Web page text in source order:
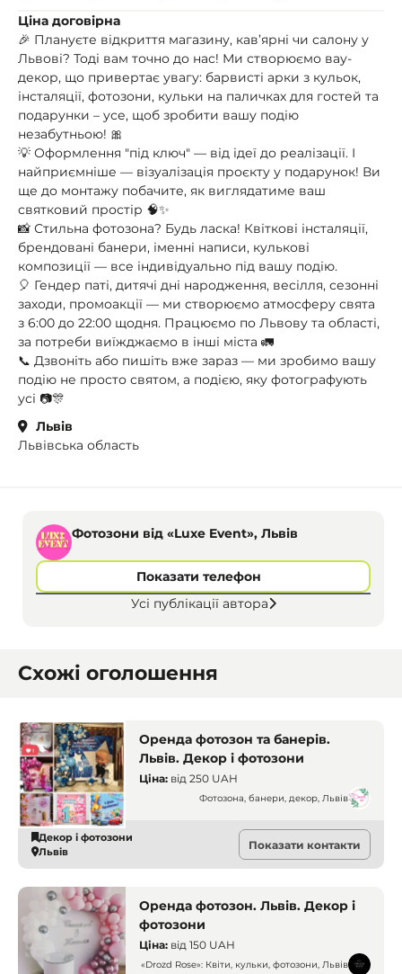
Ціна договірна
🎉 Плануєте відкриття магазину, кав’ярні чи салону у
Львові? Тоді вам точно до нас! Ми створюємо вау-
декор, що привертає увагу: барвисті арки з кульок,
інсталяції, фотозони, кульки на паличках для гостей та
подарунки – усе, щоб зробити вашу подію
незабутньою! 🎀
💡 Оформлення "під ключ" — від ідеї до реалізації. І
найприємніше — візуалізація проєкту у подарунок! Ви
ще до монтажу побачите, як виглядатиме ваш
святковий простір 🧠✨
📸 Стильна фотозона? Будь ласка! Квіткові інсталяції,
брендовані банери, іменні написи, кулькові
композиції — все індивідуально під вашу подію.
🎈 Гендер паті, дитячі дні народження, весілля, сезонні
заходи, промоакції — ми створюємо атмосферу свята
з 6:00 до 22:00 щодня. Працюємо по Львову та області,
за потреби виїжджаємо в інші міста 🚛
📞 Дзвоніть або пишіть вже зараз — ми зробимо вашу
подію не просто святом, а подією, яку фотографують
усі 📷🎊
Львів
Львівська область
Фотозони від «Luxe Event», Львів
Показати телефон
Усі публікації автора
Схожі оголошення
Оренда фотозон та банерів.
Львів. Декор і фотозони
Ціна: від 250 UAH
Фотозона, банери, декор, Львів
Декор і фотозони
Львів
Показати контакти
Оренда фотозон. Львів. Декор і
фотозони
Ціна: від 150 UAH
«Drozd Rose»: Квіти, кульки, фотозони, Львів